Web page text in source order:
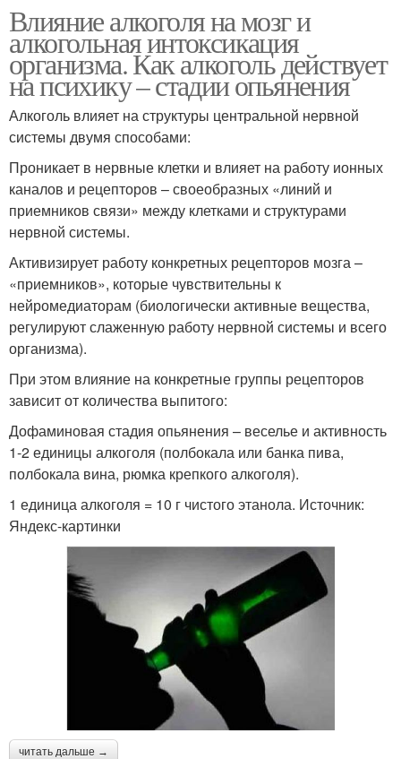
Влияние алкоголя на мозг и
алкогольная интоксикация
организма. Как алкоголь действует
на психику – стадии опьянения
Алкоголь влияет на структуры центральной нервной
системы двумя способами:
Проникает в нервные клетки и влияет на работу ионных
каналов и рецепторов – своеобразных «линий и
приемников связи» между клетками и структурами
нервной системы.
Активизирует работу конкретных рецепторов мозга –
«приемников», которые чувствительны к
нейромедиаторам (биологически активные вещества,
регулируют слаженную работу нервной системы и всего
организма).
При этом влияние на конкретные группы рецепторов
зависит от количества выпитого:
Дофаминовая стадия опьянения – веселье и активность
1-2 единицы алкоголя (полбокала или банка пива,
полбокала вина, рюмка крепкого алкоголя).
1 единица алкоголя = 10 г чистого этанола. Источник:
Яндекс-картинки
читать дальше →